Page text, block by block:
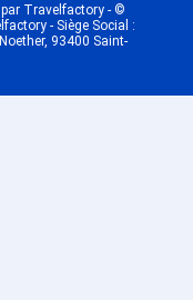
Travelfactory - ©
- Siège Social :
93400 Saint-